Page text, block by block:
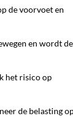
de voorvoet en
en wordt de
het risico op
de belasting